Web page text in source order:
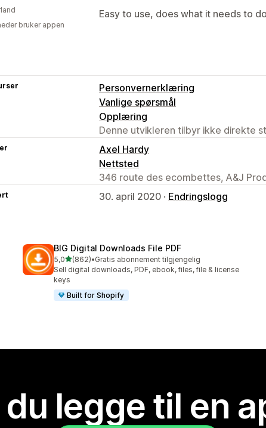
Easy to use, does what it needs to
bruker appen
Personvernerklæring
Vanlige spørsmål
Opplæring
Denne utvikleren tilbyr ikke direkte
Axel Hardy
Nettsted
346 route des ecombettes, A&J
30. april 2020 · Endringslogg
BIG Digital Downloads File PDF
5,0av 5 stjerner
(862)
Totalt 862 omtaler
•Gratis abonnement tilgjengelig
Sell digital downloads, PDF, ebook, files, file & license
keys
Built for Shopify
legge til en